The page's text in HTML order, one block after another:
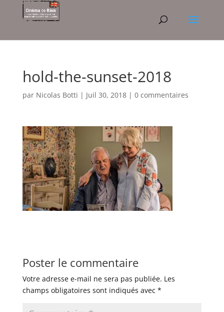
hold-the-sunset-2018
par Nicolas Botti | Juil 30, 2018| 0 commentaires
Poster le commentaire
Votre adresse e-mail ne sera pas publiée. Les
champs obligatoires sont indiqués avec *